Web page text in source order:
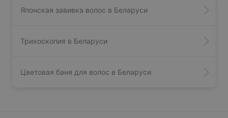
Японская завивка волос в Беларуси
Трихоскопия в Беларуси
Цветовая баня для волос в Беларуси